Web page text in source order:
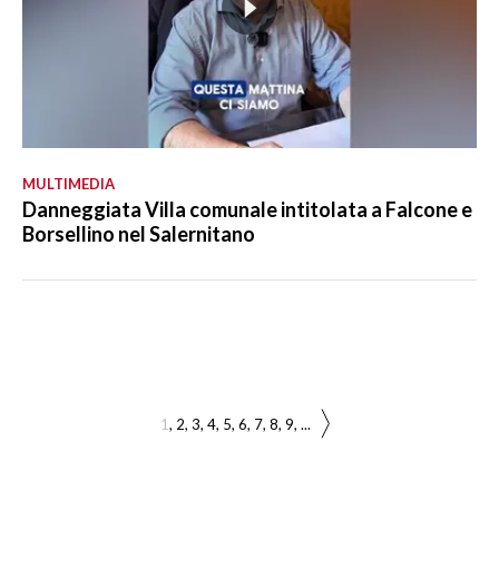
MULTIMEDIA
Danneggiata Villa comunale intitolata a Falcone e
Borsellino nel Salernitano
1 2 3 4 5 6 7 8 9 ...